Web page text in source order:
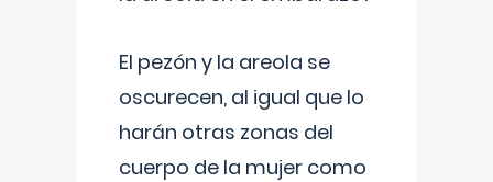
El pezón y la areola se
oscurecen, al igual que lo
harán otras zonas del
cuerpo de la mujer como